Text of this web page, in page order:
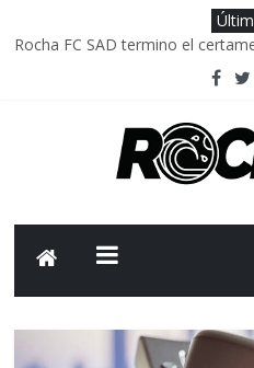
Rocha FC SAD termino el
Delegación parlamentaria
Caso Charles Carrera: la causa
Criminalidad en Uruguay: